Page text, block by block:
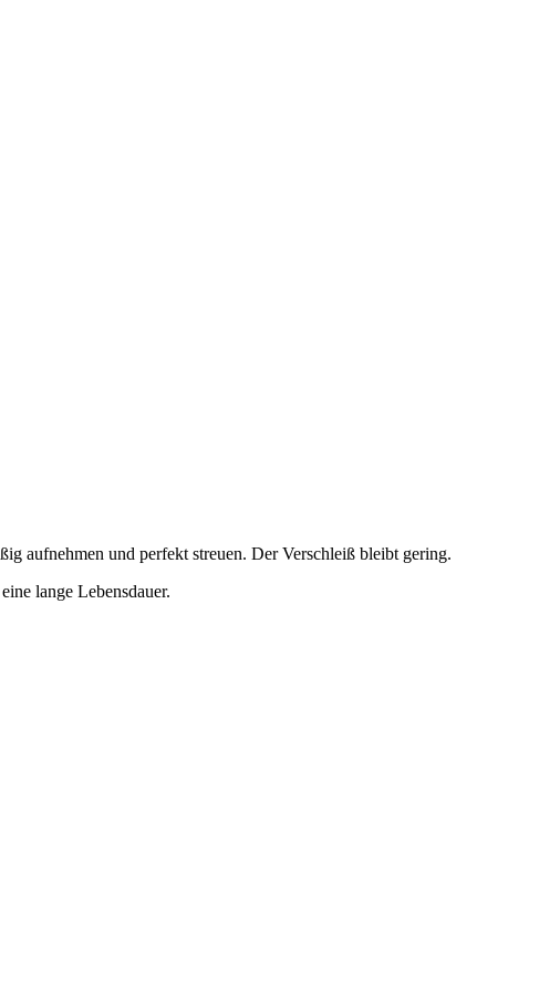
aufnehmen und perfekt streuen. Der Verschleiß bleibt gering.
lange Lebensdauer.